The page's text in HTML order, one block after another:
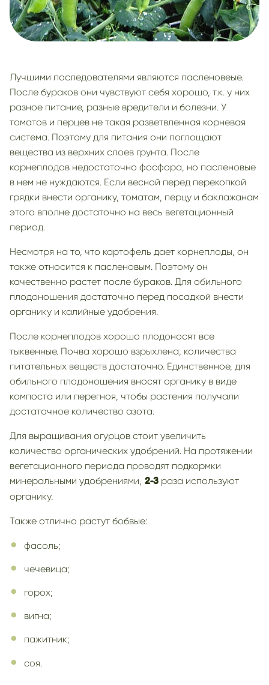
Лучшими последователями являются пасленовеые.
После бураков они чувствуют себя хорошо, т.к. у них
разное питание, разные вредители и болезни. У
томатов и перцев не такая разветвленная корневая
система. Поэтому для питания они поглощают
вещества из верхних слоев грунта. После
корнеплодов недостаточно фосфора, но пасленовые
в нем не нуждаются. Если весной перед перекопкой
грядки внести органику, томатам, перцу и баклажанам
этого вполне достаточно на весь вегетационный
период.
Несмотря на то, что картофель дает корнеплоды, он
также относится к пасленовым. Поэтому он
качественно растет после бураков. Для обильного
плодоношения достаточно перед посадкой внести
органику и калийные удобрения.
После корнеплодов хорошо плодоносят все
тыквенные. Почва хорошо взрыхлена, количества
питательных веществ достаточно. Единственное, для
обильного плодоношения вносят органику в виде
компоста или перегноя, чтобы растения получали
достаточное количество азота.
Для выращивания огурцов стоит увеличить
количество органических удобрений. На протяжении
вегетационного периода проводят подкормки
минеральными удобрениями,
2-3 раза используют
органику.
Также отлично растут бобвые:
фасоль;
чечевица;
горох;
вигна;
пажитник;
соя.